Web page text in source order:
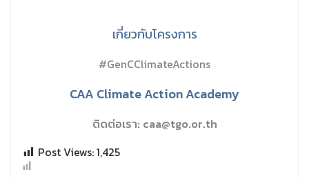
เกี่ยวกับโครงการ
#GenCClimateActions
CAA Climate Action Academy
ติดต่อเรา: caa@tgo.or.th
Post Views:1,425